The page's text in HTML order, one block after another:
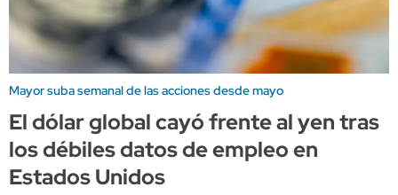
Mayor suba semanal de las acciones desde mayo
El dólar global cayó frente al yen tras
los débiles datos de empleo en
Estados Unidos